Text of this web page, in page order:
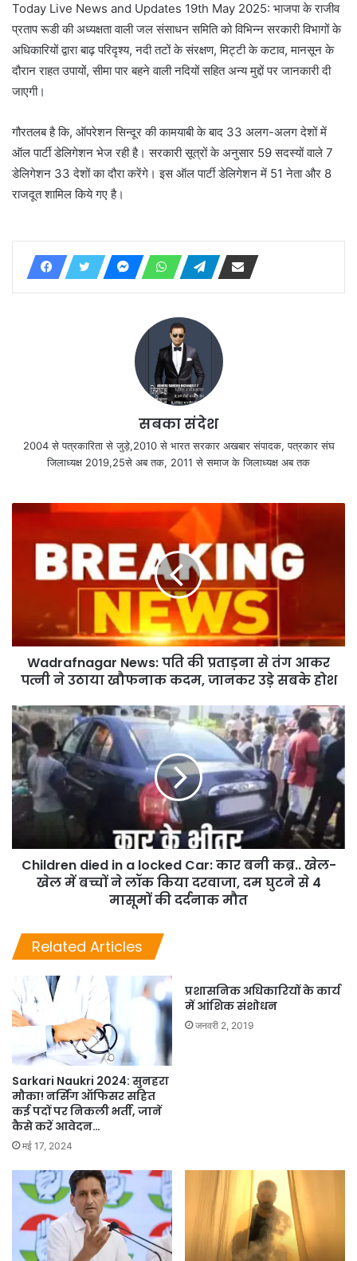
Today Live News and Updates 19th May 2025: भाजपा के राजीव
प्रताप रूडी की अध्यक्षता वाली जल संसाधन समिति को विभिन्न सरकारी विभागों के
अधिकारियों द्वारा बाढ़ परिदृश्य, नदी तटों के संरक्षण, मिट्टी के कटाव, मानसून के
दौरान राहत उपायों, सीमा पार बहने वाली नदियों सहित अन्य मुद्दों पर जानकारी दी
जाएगी।
गौरतलब है कि, ऑपरेशन सिन्दूर की कामयाबी के बाद 33 अलग-अलग देशों में
ऑल पार्टी डेलिगेशन भेज रही है। सरकारी सूत्रों के अनुसार 59 सदस्यों वाले 7
डेलिगेशन 33 देशों का दौरा करेंगे। इस ऑल पार्टी डेलिगेशन में 51 नेता और 8
राजदूत शामिल किये गए है।
सबका संदेश
2004 से पत्रकारिता से जुड़े,2010 से भारत सरकार अखबार संपादक, पत्रकार संघ
जिलाध्यक्ष 2019,25से अब तक, 2011 से समाज के जिलाध्यक्ष अब तक
Wadrafnagar News: पति की प्रताड़ना से तंग आकर
पत्नी ने उठाया खौफनाक कदम, जानकर उड़े सबके होश
Children died in a locked Car: कार बनी कब्र.. खेल-
खेल में बच्चों ने लॉक किया दरवाजा, दम घुटने से 4
मासूमों की दर्दनाक मौत
Related Articles
Sarkari Naukri 2024: सुनहरा
मौका! नर्सिंग ऑफिसर सहित
कई पदों पर निकली भर्ती, जानें
कैसे करें आवेदन…
मई 17, 2024
प्रशासनिक अधिकारियों के कार्य
में आंशिक संशोधन
जनवरी 2, 2019